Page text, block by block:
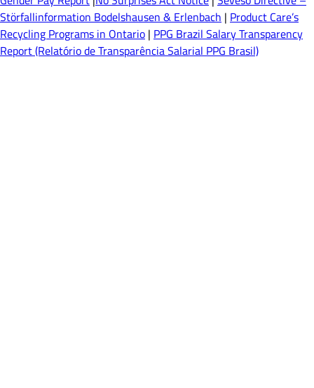
Störfallinformation Bodelshausen & Erlenbach | Product Care’s
Recycling Programs in Ontario | PPG Brazil Salary Transparency
Report (Relatório de Transparência Salarial PPG Brasil)